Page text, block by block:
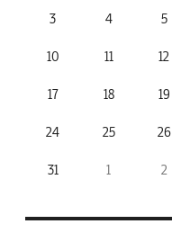
3 4 5
10 11 12
17 18 19
24 25 26
31 1 2